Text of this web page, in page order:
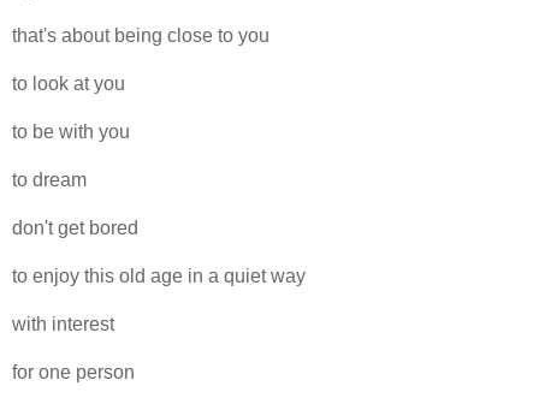
that's about being close to you
to look at you
to be with you
to dream
don't get bored
to enjoy this old age in a quiet way
with interest
for one person